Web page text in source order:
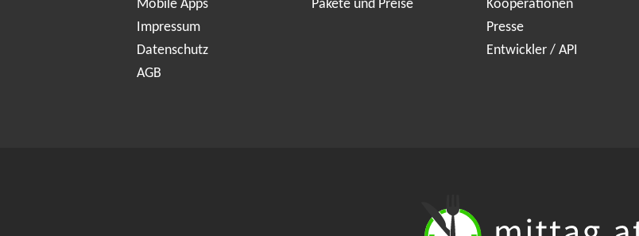
Mobile Apps
Impressum
Datenschutz
AGB
Pakete und Preise
Kooperationen
Presse
Entwickler / API